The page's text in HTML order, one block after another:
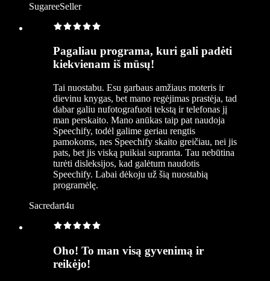
SugareeSeller
Pagaliau programa, kuri gali padėti
kiekvienam iš mūsų!
Tai nuostabu. Esu garbaus amžiaus moteris ir
dievinu knygas, bet mano regėjimas prastėja, tad
dabar galiu nufotografuoti tekstą ir telefonas jį
man perskaito. Mano anūkas taip pat naudoja
Speechify, todėl galime geriau rengtis
pamokoms, nes Speechify skaito greičiau, nei jis
pats, bet jis viską puikiai supranta. Tau nebūtina
turėti disleksijos, kad galėtum naudotis
Speechify. Labai dėkoju už šią nuostabią
programėlę.
Sacredart4u
Oho! To man visą gyvenimą ir
reikėjo!